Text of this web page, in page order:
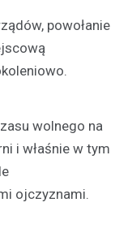
powołanie
wolnego na
i właśnie w tym
ojczyznami.